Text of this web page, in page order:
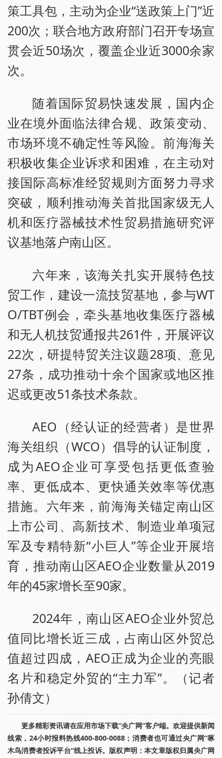
策工具包，主动为企业“送政策上门”近
200次；联合地方政府部门召开专场宣
贯会近50场次，覆盖企业近3000余家
次。
随着国际贸易快速发展，国内企
业在境外面临法律合规、政策变动、
市场环境不确定性等风险。前海海关
积极收集企业诉求和困难，在主动对
接国际高标准经贸规则方面努力寻求
突破，顺利推动海关首批国家级无人
机和医疗器械技术性贸易措施研究评
议基地落户南山区。
六年来，该海关扎实开展特色技
贸工作，建设一流技贸基地，参与WT
O/TBT例会，牵头基地收集医疗器械
和无人机技贸通报共261件，开展评议
22次，研提特贸关注议题28项、意见
27条，成功推动十余个国家或地区推
迟或更改51条技术条款。
AEO（经认证的经营者）是世界
海关组织（WCO）倡导的认证制度，
成为AEO企业可享受包括更低查验
率、更低成本、更快通关效率等优惠
措施。六年来，前海海关锚定南山区
上市公司、高新技术、制造业单项冠
军及专精特新“小巨人”等企业开展培
育，推动南山区AEO企业数量从2019
年的45家增长至90家。
2024年，南山区AEO企业外贸总
值同比增长近三成，占南山区外贸总
值超过四成，AEO正成为企业的亮眼
名片和稳定外贸的“主力军”。（记者
孙倩文）
更多精彩资讯请在应用市场下载“央广网”客户端。欢迎提供新闻
线索，24小时报料热线400-800-0088；消费者也可通过央广网“啄
木鸟消费者投诉平台”线上投诉。版权声明：本文章版权归属央广网